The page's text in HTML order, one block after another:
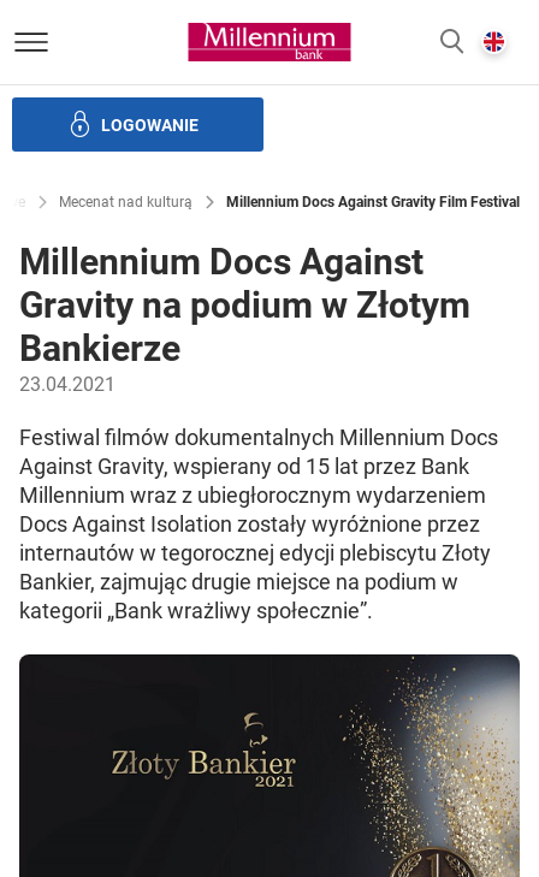
Bank Millennium homepage
LOGOWANIE
Mecenat nad kulturą Millennium Docs Against Gravity Film Festival
Millennium Docs Against
Gravity na podium w Złotym
Bankierze
23.04.2021
Festiwal filmów dokumentalnych Millennium Docs
Against Gravity, wspierany od 15 lat przez Bank
Millennium wraz z ubiegłorocznym wydarzeniem
Docs Against Isolation zostały wyróżnione przez
internautów w tegorocznej edycji plebiscytu Złoty
Bankier, zajmując drugie miejsce na podium w
kategorii „Bank wrażliwy społecznie”.